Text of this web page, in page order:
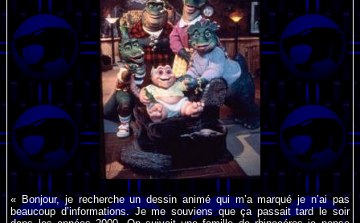
« Bonjour, je recherche un dessin animé qui m’a marqué je n’ai pas
beaucoup d’informations. Je me souviens que ça passait tard le soir